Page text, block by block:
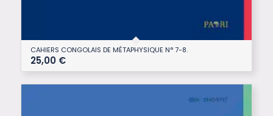
CAHIERS CONGOLAIS DE MÉTAPHYSIQUE N° 7-8.
25,00 €